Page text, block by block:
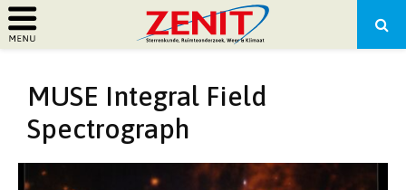
PRIMARY
MENU
MUSE Integral Field
Spectrograph